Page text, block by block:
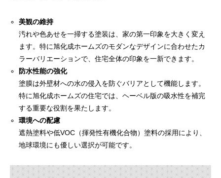
美観の維持
汚れや色あせを一掃する塗装は、家の第一印象を大きく変え
ます。特に旭化成ホームズのモダンなデザインに合わせたカ
ラーバリエーションで、住宅全体の印象を一新できます。
防水性能の強化
塗膜は外壁材への水の侵入を防ぐバリアとして機能します。
特に旭化成ホームズの住宅では、ヘーベル版の吸水性を補完
する重要な役割を果たします。
環境への配慮
遮熱塗料や低VOC（揮発性有機化合物）塗料の採用により、
地球環境にも優しい選択が可能です。